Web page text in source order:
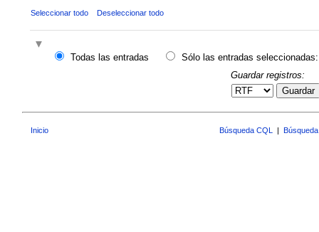
Seleccionar todo Deseleccionar todo
Todas las entradas
Sólo las entradas seleccionadas:
Guardar registros:
Guardar
Inicio Búsqueda CQL